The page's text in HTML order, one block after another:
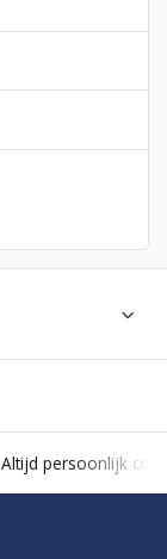
Altijd persoonlijk